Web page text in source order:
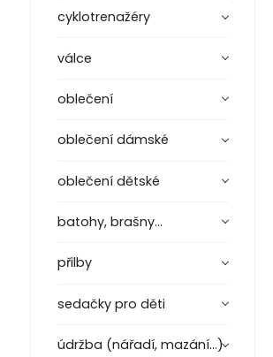
cyklotrenažéry
válce
oblečení
oblečení dámské
oblečení dětské
batohy, brašny...
přilby
sedačky pro děti
údržba (nářadí, mazání...)